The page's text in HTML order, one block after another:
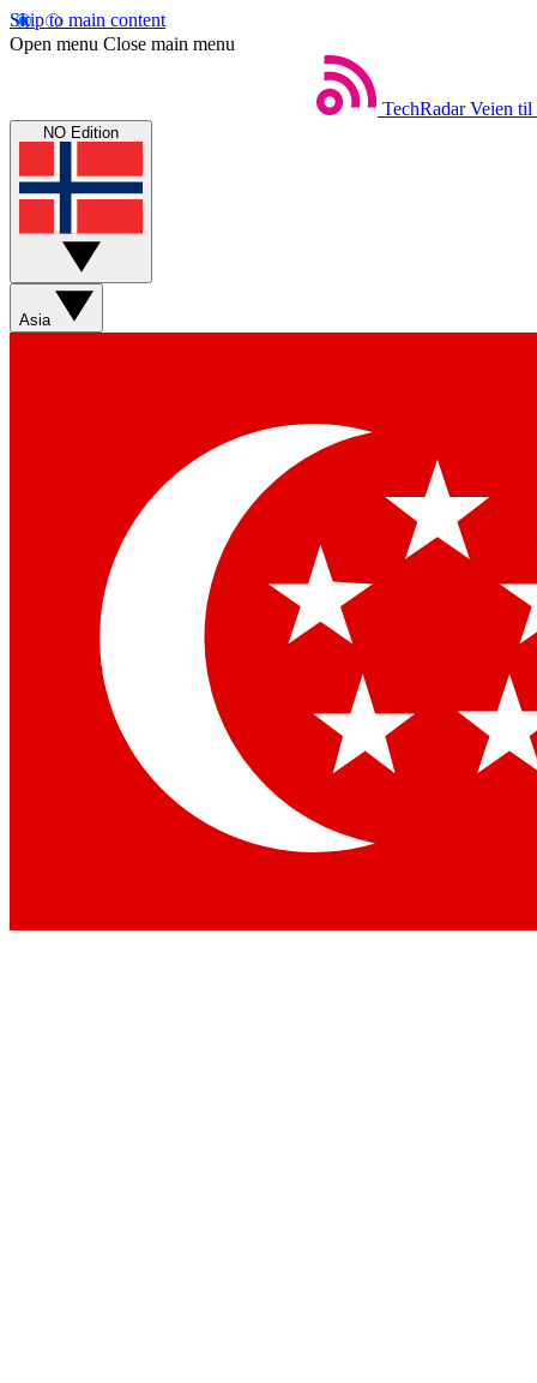
Skip to main content
Open menu Close main menu
TechRadar Veien til
NO Edition
Asia